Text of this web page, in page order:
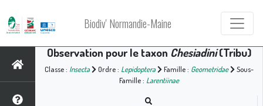
Biodiv' Normandie-Maine
Observation pour le taxon Chesiadini(Tribu)
Classe : Insecta Ordre : Lepidoptera Famille : Geometridae
Sous-
Famille : Larentiinae